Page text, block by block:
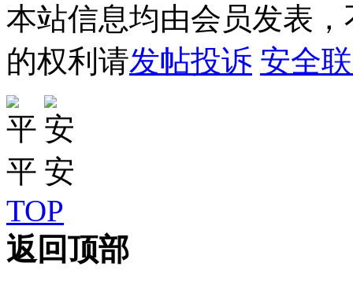
本站信息均由会员发表
的权利请发帖投诉 安全
TOP
返回顶部